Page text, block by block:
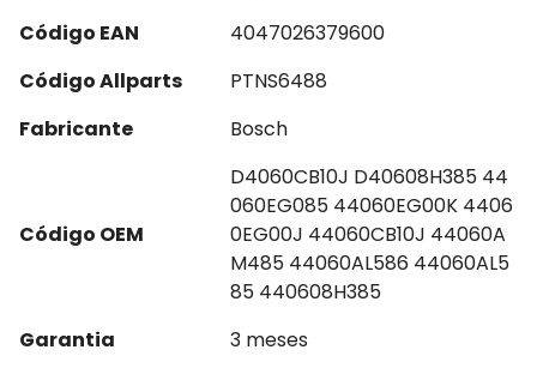
Código EAN
4047026379600
Código Allparts
PTNS6488
Fabricante
Bosch
Código OEM
D4060CB10J D40608H385 44
060EG085 44060EG00K 4406
0EG00J 44060CB10J 44060A
M485 44060AL586 44060AL5
85 440608H385
Garantia
3 meses